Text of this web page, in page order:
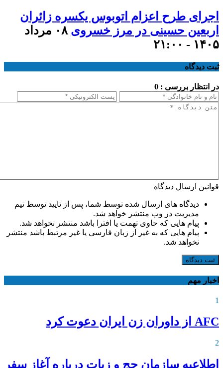
اجرای طرح اعزام اتوبوس یکسره زائران
اربعین حسینی در مرز خسروی
۰۸ مرداد
۱۴۰۵ - ۲۱:۰۰
ثبت دیدگاه
در انتظار بررسی : 0
قوانین ارسال دیدگاه
دیدگاه های ارسال شده توسط شما، پس از تایید توسط تیم
مدیریت در وب منتشر خواهد شد.
پیام هایی که حاوی تهمت یا افترا باشد منتشر نخواهد شد.
پیام هایی که به غیر از زبان فارسی یا غیر مرتبط باشد منتشر
نخواهد شد.
ثبت دیدگاه
اخبار مهم
1
AFC از داوران زن ایران دعوت کرد
2
اطلاعیه‌ سازمان حج و زیات درباره آغاز سفر